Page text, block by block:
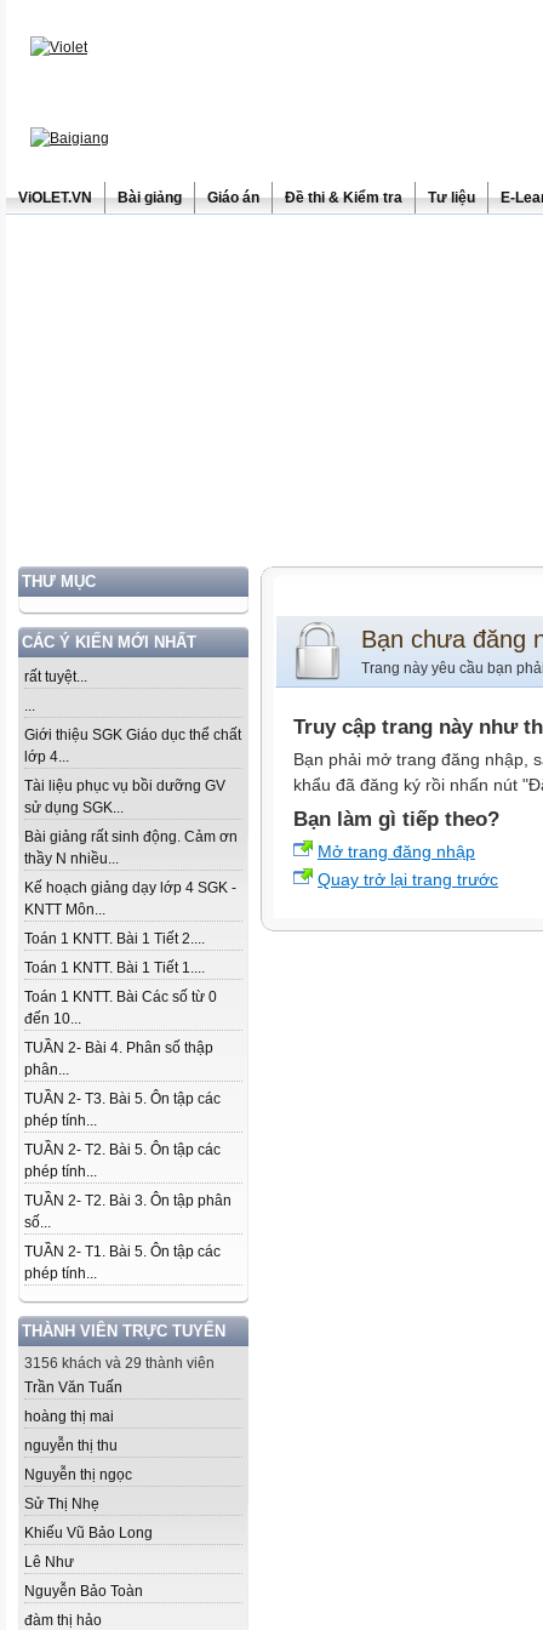
ViOLET.VN Bài giảng Giáo án Đề thi & Kiểm tra Tư liệu E-
THƯ MỤC
CÁC Ý KIẾN MỚI NHẤT
rất tuyệt...
...
Giới thiệu SGK Giáo dục thể chất
lớp 4...
Tài liệu phục vụ bồi dưỡng GV
sử dụng SGK...
Bài giảng rất sinh động. Cảm ơn
thầy N nhiều...
Kế hoạch giảng dạy lớp 4 SGK -
KNTT Môn...
Toán 1 KNTT. Bài 1 Tiết 2....
Toán 1 KNTT. Bài 1 Tiết 1....
Toán 1 KNTT. Bài Các số từ 0
đến 10...
TUẦN 2- Bài 4. Phân số thập
phân...
TUẦN 2- T3. Bài 5. Ôn tập các
phép tính...
TUẦN 2- T2. Bài 5. Ôn tập các
phép tính...
TUẦN 2- T2. Bài 3. Ôn tập phân
số...
TUẦN 2- T1. Bài 5. Ôn tập các
phép tính...
THÀNH VIÊN TRỰC TUYẾN
3156 khách và 29 thành viên
Trần Văn Tuấn
hoàng thị mai
nguyễn thị thu
Nguyễn thị ngọc
Sử Thị Nhẹ
Khiếu Vũ Bảo Long
Lê Như
Nguyễn Bảo Toàn
đàm thị hảo
Bạn chưa đăng
Trang này yêu cầu bạn
Truy cập trang này như
Bạn phải mở trang đăng nhập,
khẩu đã đăng ký rồi nhấn nút
Bạn làm gì tiếp theo?
Mở trang đăng nhập
Quay trở lại trang trước